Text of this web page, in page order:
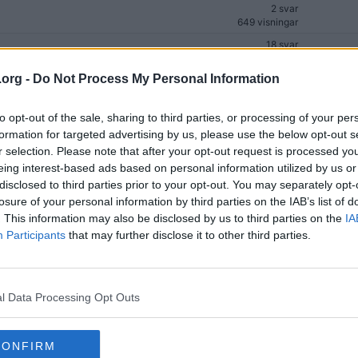
- Do Not Process My Personal Information
opt-out of the sale, sharing to third parties, or processing of your
for targeted advertising by us, please use the below opt-out
selection. Please note that after your opt-out request is processed
interest-based ads based on personal information utilized by us
to third parties prior to your opt-out. You may separately
of your personal information by third parties on the IAB’s list of
This information may also be disclosed by us to third parties on the
Participants that may further disclose it to other third parties.
Data Processing Opt Outs
2 svar
649 visningar
18 svar
15 svar
Mint?
3 svar
725 visningar
20 svar
2 122 visningar
4 svar
1 272 visningar
2 svar
866 visningar